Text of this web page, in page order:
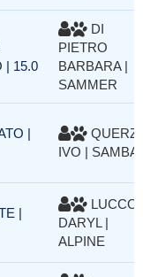
| 15.0
DI
PIETRO
BARBARA |
SAMMER
|
IVO | SAMBA
|
DARYL |
ALPINE